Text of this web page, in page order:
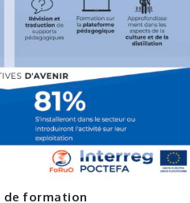
de formation